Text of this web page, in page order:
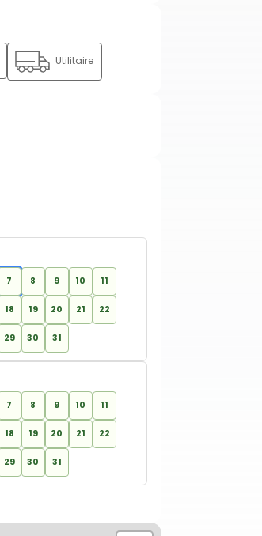
Utilitaire
7 8 9 10 11
18 19 20 21 22
29 30 31
7 8 9 10 11
18 19 20 21 22
29 30 31